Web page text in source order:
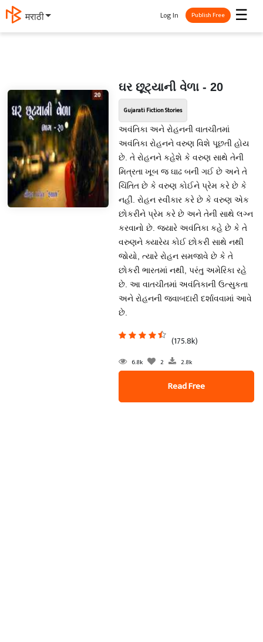
मराठी ☰
Log In Publish Free
ઘર છૂટ્યાની વેળા - 20
Gujarati Fiction Stories
અવંતિકા અને રોહનની વાતચીતમાં
અવંતિકા રોહનને વરુણ વિશે પૂછતી હોય
છે. તે રોહનને કહેશે કે વરુણ સાથે તેની
મિત્રતા ખૂબ જ ઘાઢ બની ગઈ છે અને તે
ચિંતિત છે કે વરુણ કોઈને પ્રેમ કરે છે કે
નહીં. રોહન સ્વીકાર કરે છે કે વરુણ એક
છોકરીને પ્રેમ કરે છે અને તેની સાથે લગ્ન
કરવાનો છે. જ્યારે અવંતિકા કહે છે કે તે
વરુણને ક્યારેય કોઈ છોકરી સાથે નથી
જોયો, ત્યારે રોહન સમજાવે છે કે તે
છોકરી ભારતમાં નથી, પરંતુ અમેરિકા રહે
છે. આ વાતચીતમાં અવંતિકાની ઉત્સુકતા
અને રોહનની જવાબદારી દર્શાવવામાં આવે
છે.
(175.8k)
6.8k 2 2.8k
Read Free